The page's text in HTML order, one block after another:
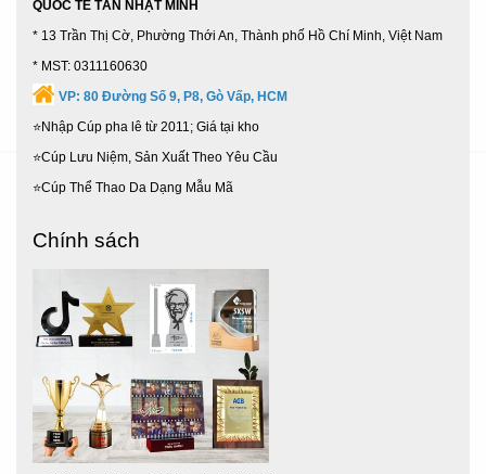
Nhà Bè, 63 Tỉnh Thành...
QUỐC TẾ TÂN NHẬT MINH
* 13 Trần Thị Cờ, Phường Thới An, Thành phố Hồ Chí Minh, Việt Nam
* MST: 0311160630
VP: 80 Đường Số 9, P8, Gò Vấp, HCM
⭐Nhập Cúp pha lê từ 2011; Giá tại kho
⭐Cúp Lưu Niệm, Sản Xuất Theo Yêu Cầu
⭐Cúp Thể Thao Da Dạng Mẫu Mã
Chính sách